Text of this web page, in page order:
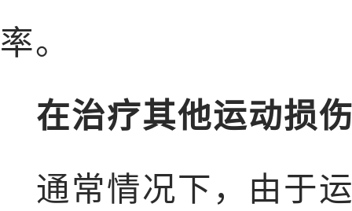
率。
在治疗其他运动损
通常情况下，由于